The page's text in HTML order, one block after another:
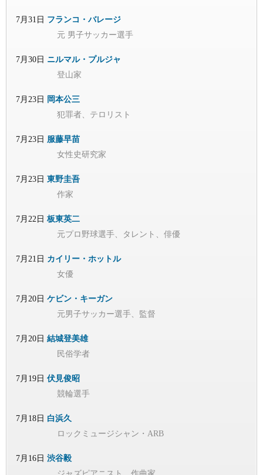
7月31日 フランコ・バレージ
元 男子サッカー選手
7月30日 ニルマル・プルジャ
登山家
7月23日 岡本公三
犯罪者、テロリスト
7月23日 服藤早苗
女性史研究家
7月23日 東野圭吾
作家
7月22日 板東英二
元プロ野球選手、タレント、俳優
7月21日 カイリー・ホットル
女優
7月20日 ケビン・キーガン
元男子サッカー選手、監督
7月20日 結城登美雄
民俗学者
7月19日 伏見俊昭
競輪選手
7月18日 白浜久
ロックミュージシャン・ARB
7月16日 渋谷毅